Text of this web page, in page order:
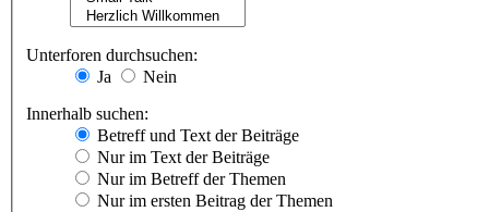
Unterforen durchsuchen:
Ja
Nein
Innerhalb suchen:
Betreff und Text der Beiträge
Nur im Text der Beiträge
Nur im Betreff der Themen
Nur im ersten Beitrag der Themen